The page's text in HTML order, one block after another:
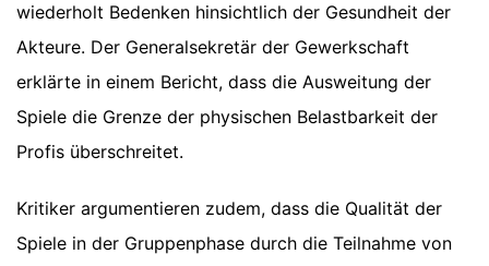
wiederholt Bedenken hinsichtlich der Gesundheit der
Akteure. Der Generalsekretär der Gewerkschaft
erklärte in einem Bericht, dass die Ausweitung der
Spiele die Grenze der physischen Belastbarkeit der
Profis überschreitet.
Kritiker argumentieren zudem, dass die Qualität der
Spiele in der Gruppenphase durch die Teilnahme von